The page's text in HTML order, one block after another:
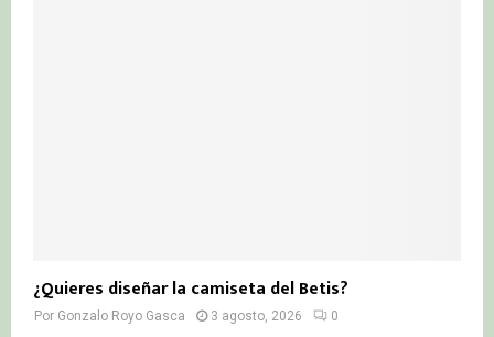
¿Quieres diseñar la camiseta del Betis?
Por Gonzalo Royo Gasca 3 agosto, 2026 0